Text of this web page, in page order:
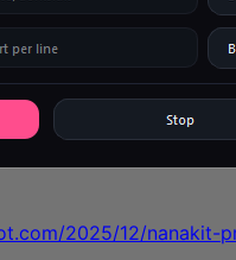
2025/12/nanakit-